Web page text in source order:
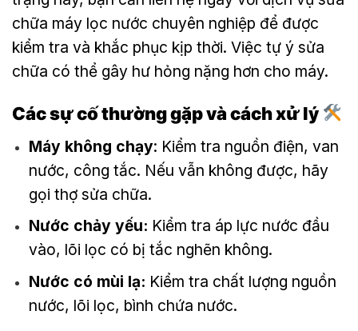
chữa máy lọc nước chuyên nghiệp để được
kiểm tra và khắc phục kịp thời. Việc tự ý sửa
chữa có thể gây hư hỏng nặng hơn cho máy.
Các sự cố thường gặp và cách xử lý
Máy không chạy: Kiểm tra nguồn điện, van
nước, công tắc. Nếu vẫn không được, hãy
gọi thợ sửa chữa.
Nước chảy yếu: Kiểm tra áp lực nước đầu
vào, lõi lọc có bị tắc nghẽn không.
Nước có mùi lạ: Kiểm tra chất lượng nguồn
nước, lõi lọc, bình chứa nước.